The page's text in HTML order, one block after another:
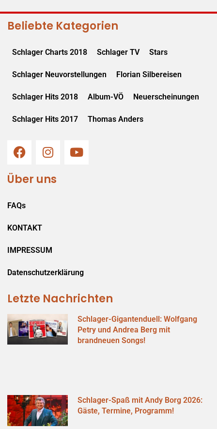
Beliebte Kategorien
Schlager Charts 2018 Schlager TV Stars
Schlager Neuvorstellungen Florian Silbereisen
Schlager Hits 2018 Album-VÖ Neuerscheinungen
Schlager Hits 2017 Thomas Anders
Über uns
FAQs
KONTAKT
IMPRESSUM
Datenschutzerklärung
Letzte Nachrichten
Schlager-Gigantenduell: Wolfgang
Petry und Andrea Berg mit
brandneuen Songs!
Schlager-Spaß mit Andy Borg 2026:
Gäste, Termine, Programm!